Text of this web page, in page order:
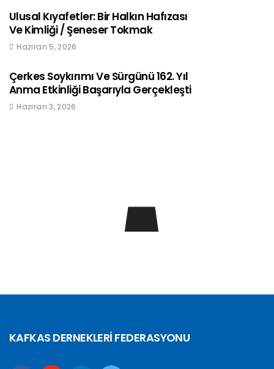
Ulusal Kıyafetler: Bir Halkın Hafızası
Ve Kimliği / Şeneser Tokmak
Haziran 5, 2026
Çerkes Soykırımı Ve Sürgünü 162. Yıl
Anma Etkinliği Başarıyla Gerçekleşti
Haziran 3, 2026
KAFKAS DERNEKLERİ FEDERASYONU